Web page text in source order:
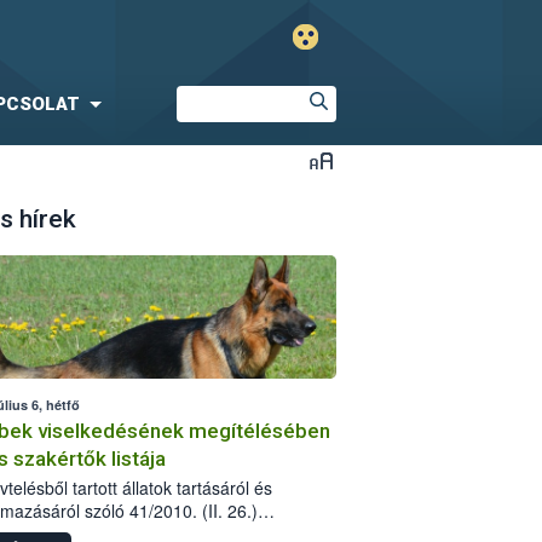
hírek
6, hétfő
viselkedésének megítélésében
szakértők listája
tartott állatok tartásáról és
szóló 41/2010. (II. 26.)
szabályozza az eb okozta fizikai